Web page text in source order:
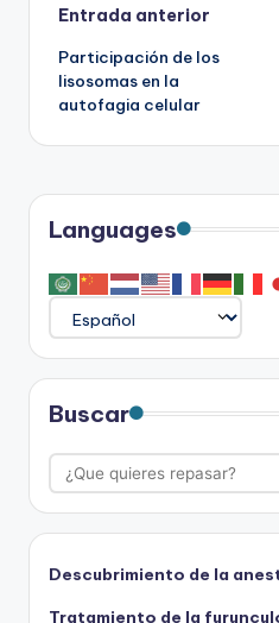
Navegación
de
entradas
Entrada anterior
Participación de los
lisosomas en la
autofagia celular
Languages
Buscar
Descubrimiento de la
Tratamiento de la